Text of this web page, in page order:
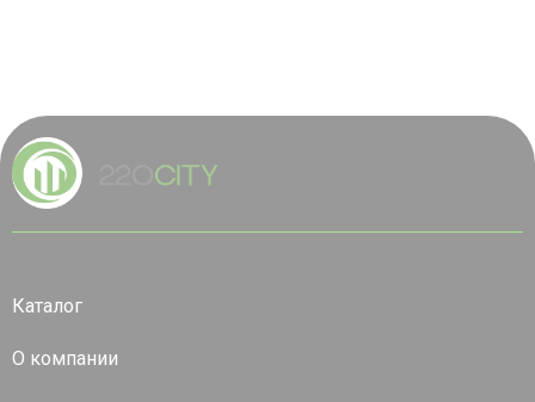
Каталог
О компании